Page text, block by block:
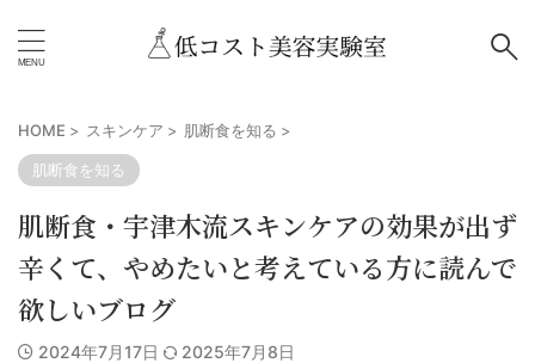
HOME > スキンケア > 肌断食を知る >
肌断食を知る
肌断食・宇津木流スキンケアの効果が出ず
辛くて、やめたいと考えている方に読んで
欲しいブログ
2024年7月17日 2025年7月8日